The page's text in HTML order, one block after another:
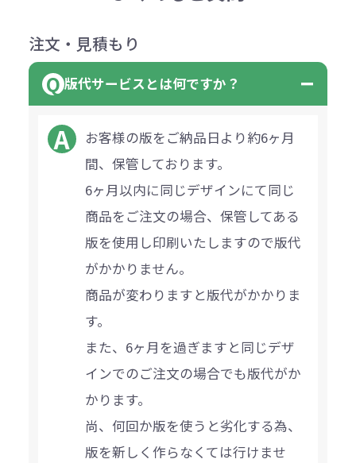
注文・見積もり
版代サービスとは何ですか？
お客様の版をご納品日より約6ヶ月
間、保管しております。
6ヶ月以内に同じデザインにて同じ
商品をご注文の場合、保管してある
版を使用し印刷いたしますので版代
がかかりません。
商品が変わりますと版代がかかりま
す。
また、6ヶ月を過ぎますと同じデザ
インでのご注文の場合でも版代がか
かります。
尚、何回か版を使うと劣化する為、
版を新しく作らなくては行けませ